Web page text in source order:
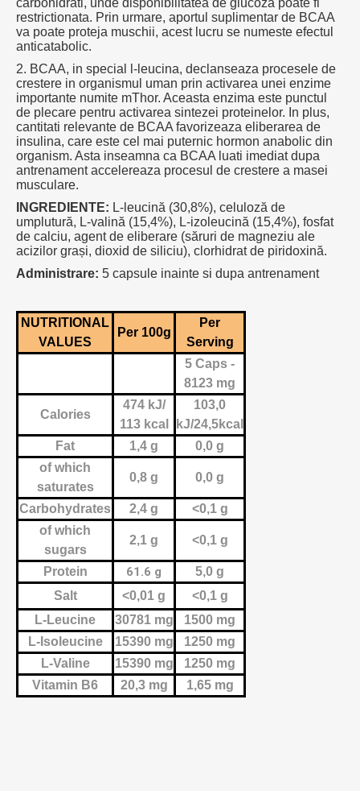
carbohidrati, unde disponibilitatea de glucoza poate fi
restrictionata. Prin urmare, aportul suplimentar de BCAA
va poate proteja muschii, acest lucru se numeste efectul
anticatabolic.
2. BCAA, in special l-leucina, declanseaza procesele de
crestere in organismul uman prin activarea unei enzime
importante numite mThor. Aceasta enzima este punctul
de plecare pentru activarea sintezei proteinelor. In plus,
cantitati relevante de BCAA favorizeaza eliberarea de
insulina, care este cel mai puternic hormon anabolic din
organism. Asta inseamna ca BCAA luati imediat dupa
antrenament accelereaza procesul de crestere a masei
musculare.
INGREDIENTE: L-leucină (30,8%), celuloză de
umplutură, L-valină (15,4%), L-izoleucină (15,4%), fosfat
de calciu, agent de eliberare (săruri de magneziu ale
acizilor grași, dioxid de siliciu), clorhidrat de piridoxină.
Administrare: 5 capsule inainte si dupa antrenament
NUTRITIONAL
VALUES
Per 100g
Per
Serving
5 Caps -
8123 mg
Calories
474 kJ/
113 kcal
103,0
kJ/24,5kcal
Fat
1,4 g
0,0 g
of which
saturates
0,8 g 0,0 g
Carbohydrates 2,4 g
<0,1 g
of which
sugars
2,1 g <0,1 g
Protein 61.6 g
5,0 g
Salt
<0,01 g
<0,1 g
L-Leucine
30781 mg
1500 mg
L-Isoleucine
15390 mg
1250 mg
L-Valine
15390 mg
1250 mg
Vitamin B6
20,3 mg 1,65 mg